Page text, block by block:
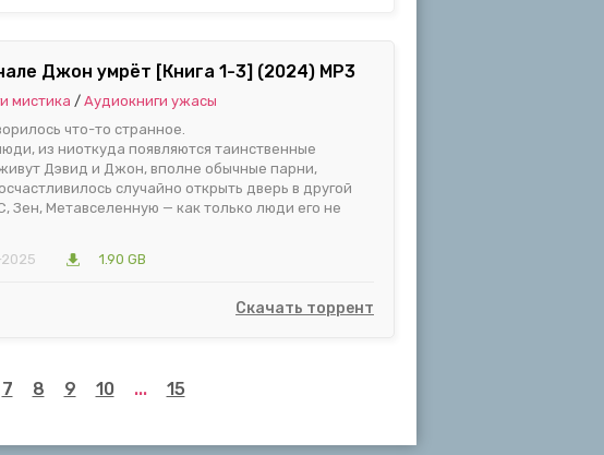
Джон умрёт [Книга 1-3] (2024) MP3
мистика / Аудиокниги ужасы
что-то странное.
из ниоткуда появляются таинственные
Дэвид и Джон, вполне обычные парни,
случайно открыть дверь в другой
Зен, Метавселенную — как только люди его не
1.90 GB
Скачать торрент
7 8 9 10 ... 15